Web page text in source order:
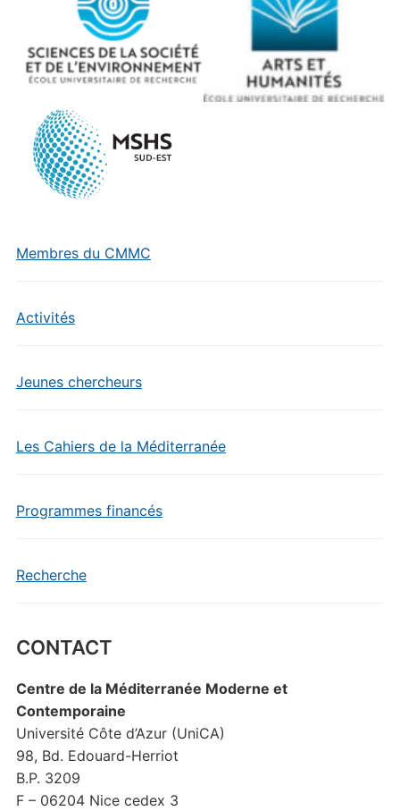
Membres du CMMC
Activités
Jeunes chercheurs
Les Cahiers de la Méditerranée
Programmes financés
Recherche
CONTACT
Centre de la Méditerranée Moderne et
Contemporaine
Université Côte d’Azur (UniCA)
98, Bd. Edouard-Herriot
B.P. 3209
F – 06204 Nice cedex 3